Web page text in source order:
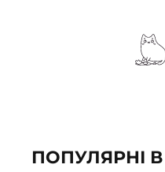
ПОПУЛЯРНІ В